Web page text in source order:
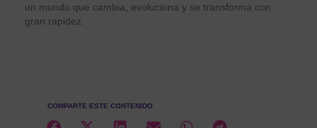
un mundo que cambia, evoluciona y se transforma con
gran rapidez.
COMPARTE ESTE CONTENIDO